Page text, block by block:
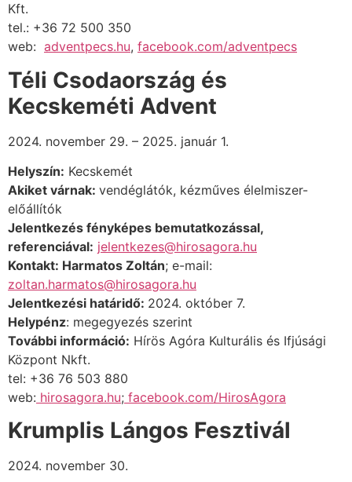
Kft.
tel.: +36 72 500 350
web: adventpecs.hu, facebook.com/adventpecs
Téli Csodaország és
Kecskeméti Advent
2024. november 29. – 2025. január 1.
Helyszín: Kecskemét
Akiket várnak: vendéglátók, kézműves élelmiszer-
előállítók
Jelentkezés fényképes bemutatkozással,
referenciával: jelentkezes@hirosagora.hu
Kontakt: Harmatos Zoltán; e-mail:
zoltan.harmatos@hirosagora.hu
Jelentkezési határidő: 2024. október 7.
Helypénz: megegyezés szerint
További információ: Hírös Agóra Kulturális és Ifjúsági
Központ Nkft.
tel: +36 76 503 880
web: hirosagora.hu; facebook.com/HirosAgora
Krumplis Lángos Fesztivál
2024. november 30.